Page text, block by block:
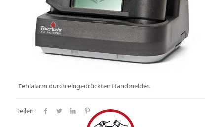
Fehlalarm durch eingedrückten Handmelder.
Teilen